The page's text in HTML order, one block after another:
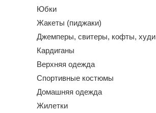
Юбки
Жакеты (пиджаки)
Джемперы, свитеры, кофты, худи
Кардиганы
Верхняя одежда
Спортивные костюмы
Домашняя одежда
Жилетки